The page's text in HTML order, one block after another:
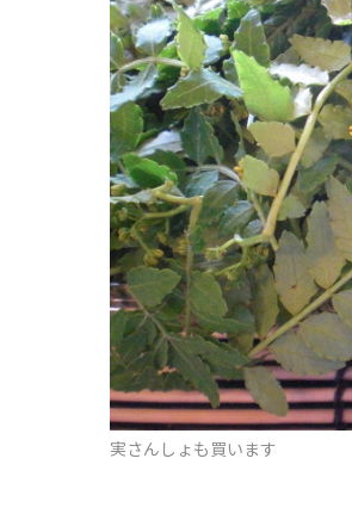
実さんしょも買います